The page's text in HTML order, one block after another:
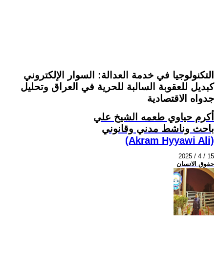
التكنولوجيا في خدمة العدالة: السوار الإلكتروني
كبديل للعقوبة السالبة للحرية في العراق وتحليل
جدواه الاقتصادية
أكرم حياوي طعمه الشيخ علي
باحث وناشط مدني وقانوني
(Akram Hyyawi Ali)
2025 / 4 / 15
حقوق الانسان